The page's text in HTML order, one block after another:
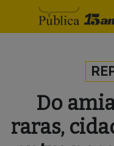
Do
raras,